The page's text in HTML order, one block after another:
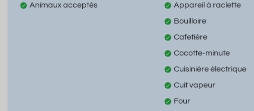
Animaux acceptés
Appareil à raclette
Bouilloire
Cafetière
Cocotte-minute
Cuisinière électrique
Cuit vapeur
Four